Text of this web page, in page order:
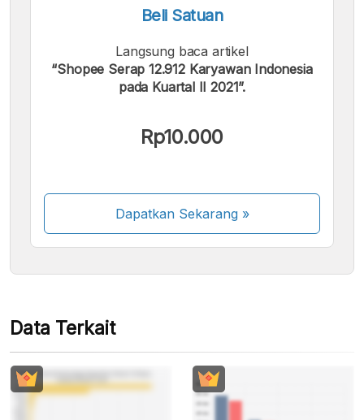
Beli Satuan
Langsung baca artikel
“Shopee Serap 12.912 Karyawan Indonesia
pada Kuartal II 2021”.
Rp10.000
Dapatkan Sekarang»
Kami menerima pembayaran berikut:
Beberapa metode pembayaran masih dalam
proses aktivasi.
Data Terkait